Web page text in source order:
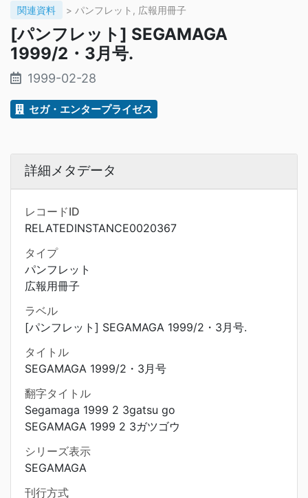
関連資料 > パンフレット, 広報用冊子
[パンフレット] SEGAMAGA
1999/2・3月号.
1999-02-28
セガ・エンタープライゼス
詳細メタデータ
レコードID
RELATEDINSTANCE0020367
タイプ
パンフレット
広報用冊子
ラベル
[パンフレット] SEGAMAGA 1999/2・3月号.
タイトル
SEGAMAGA 1999/2・3月号
翻字タイトル
Segamaga 1999 2 3gatsu go
SEGAMAGA 1999 2 3ガツゴウ
シリーズ表示
SEGAMAGA
刊行方式